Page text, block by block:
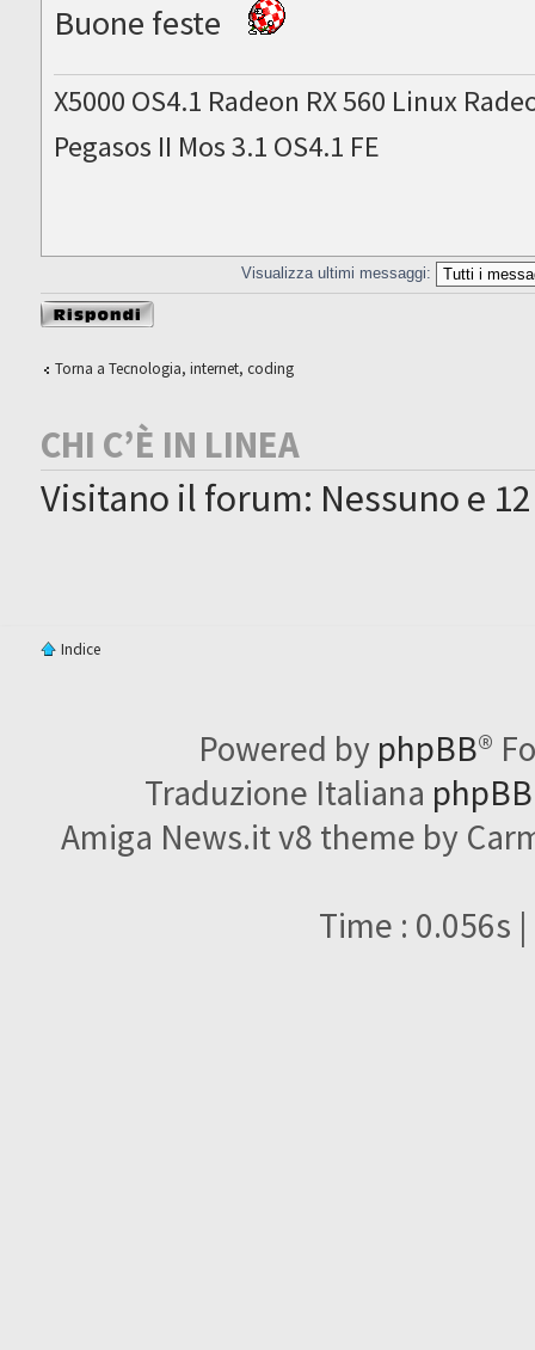
Buone feste
X5000 OS4.1 Radeon RX 560 Linux
Pegasos II Mos 3.1 OS4.1 FE
Visualizza ultimi messaggi:
Rispondi al
messaggio
Torna a Tecnologia, internet, coding
CHI C’È IN LINEA
Visitano il forum: Nessuno e
Indice
Powered by phpBB®
Traduzione Italiana
Amiga News.it v8 theme by
Time : 0.056s